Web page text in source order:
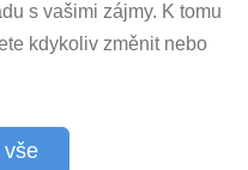
festivalu
ČR
a mechaniky
ČR, v.v.i
s vašimi zájmy. K tomu
kdykoliv změnit nebo
vše